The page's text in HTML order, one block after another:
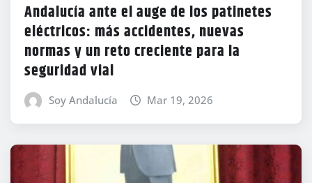
Andalucía ante el auge de los patinetes
eléctricos: más accidentes, nuevas
normas y un reto creciente para la
seguridad vial
Soy Andalucía Mar 19, 2026